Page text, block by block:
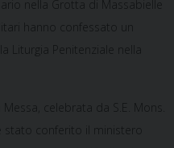
nella Grotta di Massabielle
hanno confessato un
Liturgia Penitenziale nella
celebrata da S.E. Mons.
stato conferito il ministero